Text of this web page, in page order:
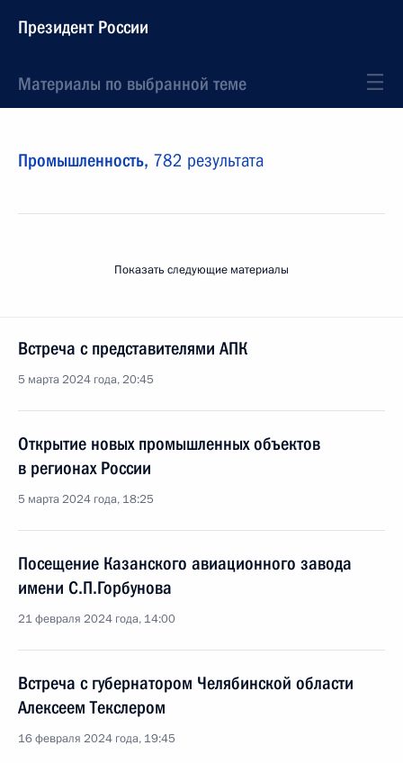
Президент России
Материалы по выбранной теме
Промышленность, 782 результата
Показать следующие материалы
Встреча с представителями АПК
5 марта 2024 года, 20:45
Открытие новых промышленных объектов
в регионах России
5 марта 2024 года, 18:25
Посещение Казанского авиационного завода
имени С.П.Горбунова
21 февраля 2024 года, 14:00
Встреча с губернатором Челябинской области
Алексеем Текслером
16 февраля 2024 года, 19:45